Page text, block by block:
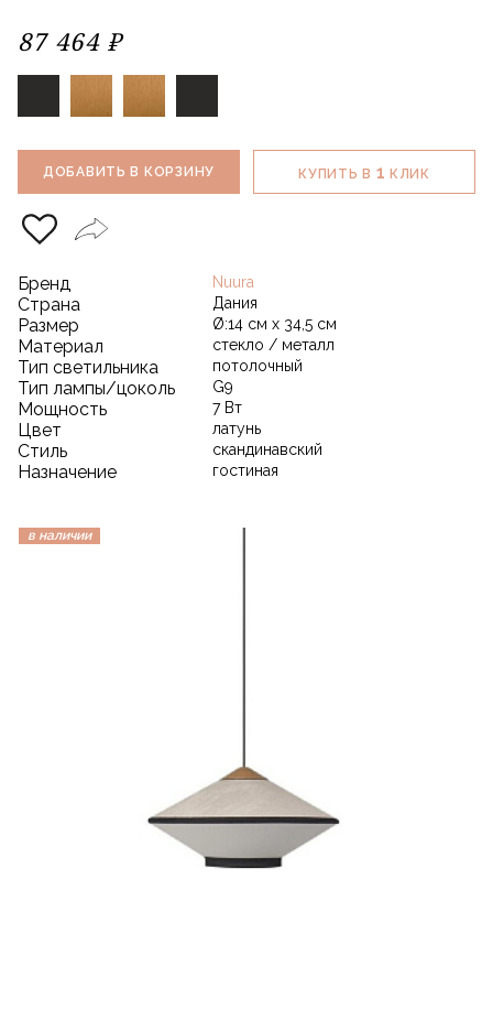
87 464 ₽
ДОБАВИТЬ В КОРЗИНУ КУПИТЬ В 1 КЛИК
Бренд Nuura
Страна Дания
Размер Ø:14 см x 34,5 см
Материал стекло / металл
Тип светильника потолочный
Тип лампы/цоколь G9
Мощность 7 Вт
Цвет латунь
Стиль скандинавский
Назначение гостиная
в наличии